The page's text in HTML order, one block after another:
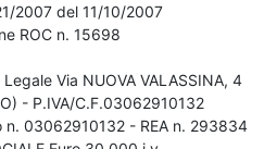
2007 del 11/10/2007
ROC n. 15698
Via NUOVA VALASSINA, 4
- P.IVA/C.F.03062910132
n. 03062910132 - REA n. 293834